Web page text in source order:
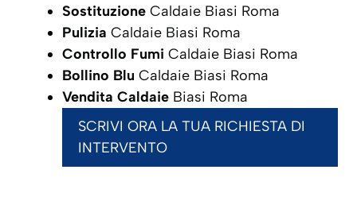
Sostituzione Caldaie Biasi Roma
Pulizia Caldaie Biasi Roma
Controllo Fumi Caldaie Biasi Roma
Bollino Blu Caldaie Biasi Roma
Vendita Caldaie Biasi Roma
SCRIVI ORA LA TUA RICHIESTA DI
INTERVENTO